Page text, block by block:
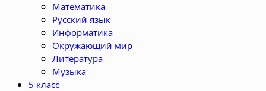
Математика
Русский язык
Информатика
Окружающий мир
Литература
Музыка
5 класс